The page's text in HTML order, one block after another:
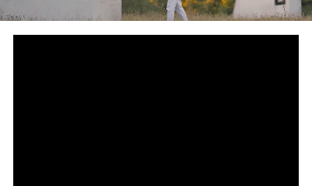
heroja za koje još nisam pročitao nigdje ništa. Od njih
nećeš čuti ništa niti će ti pričati, ali molim te da ovo